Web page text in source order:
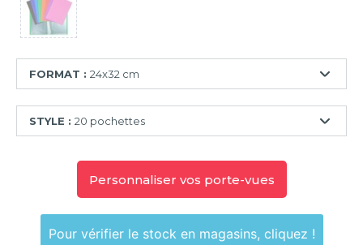
FORMAT : 24x32 cm
cm
STYLE : 20 pochettes
pochettes
Personnaliser vos porte-vues
Pour vérifier le stock en magasins, cliquez !